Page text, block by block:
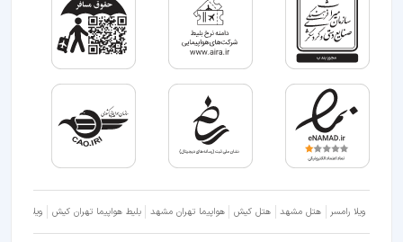
ویلا رامسر هتل مشهد هتل کیش هواپیما تهران مشهد بلیط هواپیما تهران کیش ویلا شمال